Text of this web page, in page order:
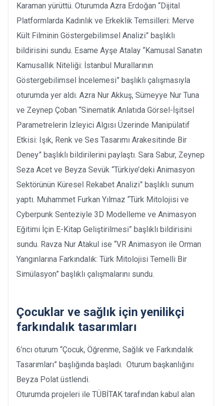
Karaman yürüttü. Oturumda Azra Erdoğan “Dijital
Platformlarda Kadınlık ve Erkeklik Temsilleri: Merve
Kült Filminin Göstergebilimsel Analizi” başlıklı
bildirisini sundu. Esame Ayşe Atalay “Kamusal Sanatın
Kamusallık Niteliği: İstanbul Murallarının
Göstergebilimsel İncelemesi” başlıklı çalışmasıyla
oturumda yer aldı. Azra Nur Akkuş, Sümeyye Nur Tuna
ve Zeynep Çoban “Sinematik Anlatıda Görsel-İşitsel
Parametrelerin İzleyici Algısı Üzerinde Manipülatif
Etkisi: Işık, Renk ve Ses Tasarımı Arakesitinde Bir
Deney” başlıklı bildirilerini paylaştı. Sara Sabur, Zeynep
Seza Acet ve Beyza Sevük “Türkiye’deki Animasyon
Sektörünün Küresel Rekabet Analizi” başlıklı sunum
yaptı. Muhammet Furkan Yılmaz “Türk Mitolojisi ve
Cyberpunk Senteziyle 3D Modelleme ve Animasyon
Eğitimi İçin E-Kitap Geliştirilmesi” başlıklı bildirisini
sundu. Ravza Nur Atakul ise “VR Animasyon ile Orman
Yangınlarına Farkındalık: Türk Mitolojisi Temelli Bir
Simülasyon” başlıklı çalışmalarını sundu.
Çocuklar ve sağlık için yenilikçi
farkındalık tasarımları
6’ncı oturum “Çocuk, Öğrenme, Sağlık ve Farkındalık
Tasarımları” başlığında başladı. Oturum başkanlığını
Beyza Polat üstlendi.
Oturumda projeleri ile TÜBİTAK tarafından kabul alan